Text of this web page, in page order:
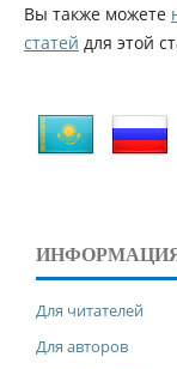
Вы также можете
статей для этой
Для читателей
Для авторов